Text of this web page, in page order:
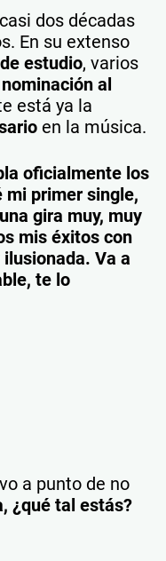
dos décadas
En su extenso
estudio, varios
al
está ya la
en la música.
oficialmente los
mi primer single,
gira muy, muy
mis éxitos con
Va a
te lo
a punto de no
¿qué tal estás?